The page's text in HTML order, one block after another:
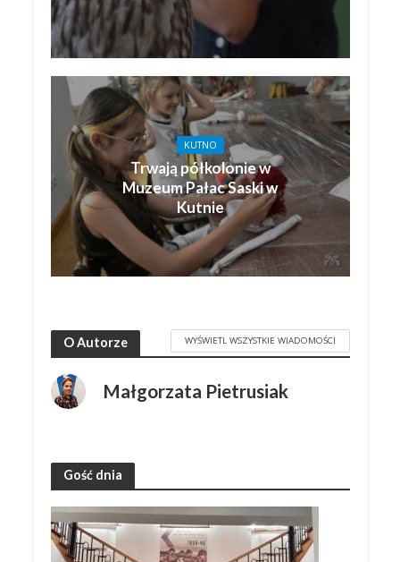
KUTNO
Trwają półkolonie w
Muzeum Pałac Saski w
Kutnie
O Autorze WYŚWIETL WSZYSTKIE WIADOMOŚCI
Małgorzata Pietrusiak
Gość dnia